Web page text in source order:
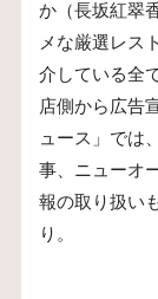
か（長坂紅翠
メな厳選レス
介している全
店側から広告
ュース」では
事、ニューオ
報の取り扱い
り。